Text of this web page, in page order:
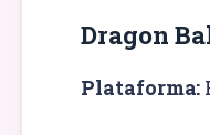
Dragon
Plataforma: